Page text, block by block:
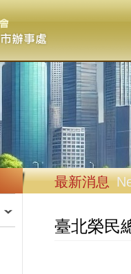
最新消息
臺北榮民